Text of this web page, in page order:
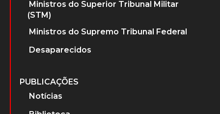
SOBRE
Sobre o projeto
PERSONAGENS
Advogados que atuaram nos Tribunais